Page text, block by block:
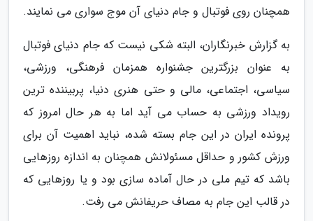
همچنان روی فوتبال و جام دنیای آن موج سواری می نمایند.
به گزارش خبرنگاران، البته شکی نیست که جام دنیای فوتبال
به عنوان بزرگترین جشنواره همزمان فرهنگی، ورزشی،
سیاسی، اجتماعی، مالی و حتی هنری دنیا، پربیننده ترین
رویداد ورزشی به حساب می آید اما به هر حال امروز که
پرونده ایران در این جام بسته شده، نباید اهمیت آن برای
ورزش کشور و حداقل مسئولانش همچنان به اندازه روزهایی
باشد که تیم ملی در حال آماده سازی بود و یا روزهایی که
در قالب این جام به مصاف حریفانش می رفت.